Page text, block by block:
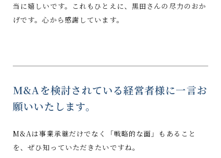
当に嬉しいです。これもひとえに、黒田さんの尽力のおか
げです。心から感謝しています。
M&Aを検討されている経営者様に一言お
願いいたします。
M&Aは事業承継だけでなく「戦略的な面」もあること
を、ぜひ知っていただきたいですね。